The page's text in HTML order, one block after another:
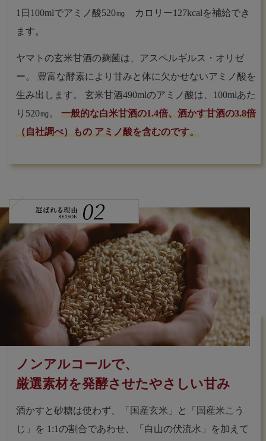
1日100mlでアミノ酸520㎎ カロリー127kcalを補給でき
ます。
ヤマトの玄米甘酒の麹菌は、アスペルギルス・オリゼ
ー。
豊富な酵素により甘みと体に欠かせないアミノ酸を
生み出します。
玄米甘酒490mlのアミノ酸は、100mlあた
り520㎎。
一般的な白米甘酒の1.4倍、酒かす甘酒の3.8倍
（自社調べ）ものアミノ酸を含むのです。
ノンアルコールで、
厳選素材を発酵させたやさしい甘み
酒かすと砂糖は使わず、「国産玄米」と「国産米こう
じ」を 1:1の割合であわせ、「白山の伏流水」を加えて